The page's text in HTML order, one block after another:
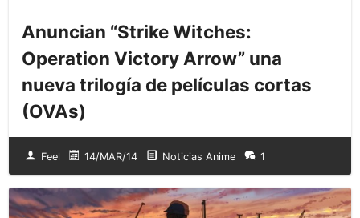
Anuncian “Strike Witches:
Operation Victory Arrow” una
nueva trilogía de películas cortas
(OVAs)
Feel 14/MAR/14 Noticias Anime 1